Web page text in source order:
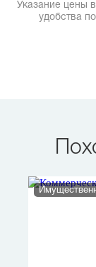
Указание цены
удобства